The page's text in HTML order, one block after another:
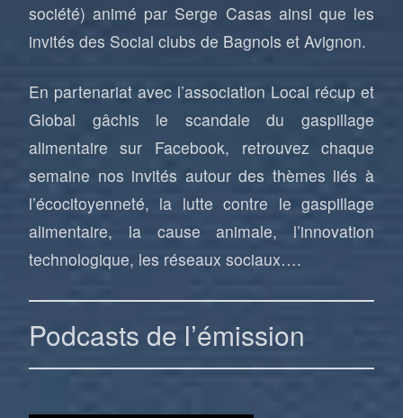
société) animé par Serge Casas ainsi que les
invités des Social clubs de Bagnols et Avignon.
En partenariat avec l’association Local récup et
Global gâchis le scandale du gaspillage
alimentaire sur Facebook, retrouvez chaque
semaine nos invités autour des thèmes liés à
l’écocitoyenneté, la lutte contre le gaspillage
alimentaire, la cause animale, l’innovation
technologique, les réseaux sociaux….
Podcasts de l’émission